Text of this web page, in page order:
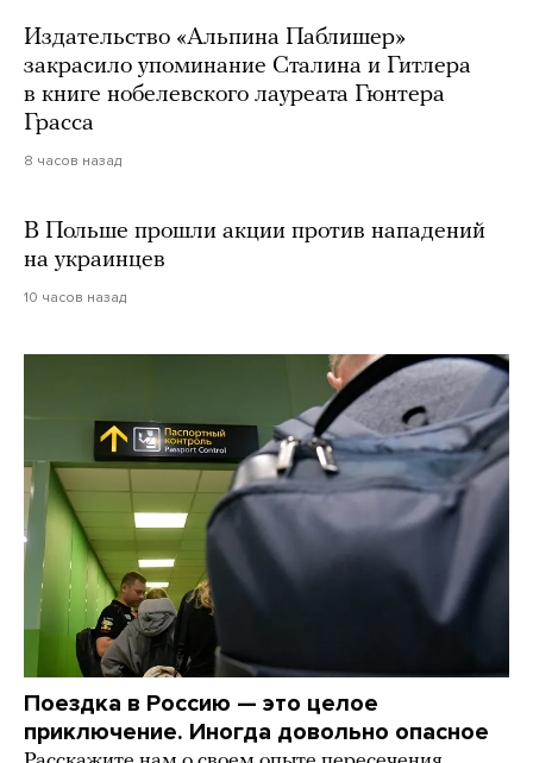
Издательство «Альпина Паблишер»
закрасило упоминание Сталина и Гитлера
в книге нобелевского лауреата Гюнтера
Грасса
8 часов назад
В Польше прошли акции против нападений
на украинцев
10 часов назад
Поездка в Россию — это целое
приключение. Иногда довольно опасное